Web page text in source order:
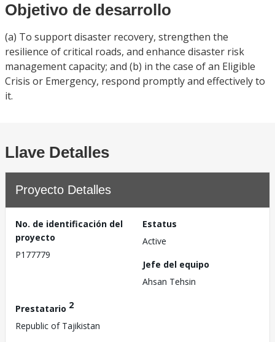
Objetivo de desarrollo
(a) To support disaster recovery, strengthen the
resilience of critical roads, and enhance disaster risk
management capacity; and (b) in the case of an Eligible
Crisis or Emergency, respond promptly and effectively to
it.
Llave Detalles
Proyecto Detalles
No. de identificación del
proyecto
P177779
Estatus
Active
Jefe del equipo
Ahsan Tehsin
Prestatario 2
Republic of Tajikistan